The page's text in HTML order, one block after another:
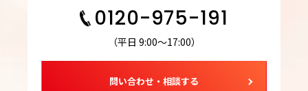
0120-975-191
（平日 9:00～17:00）
問い合わせ・相談する